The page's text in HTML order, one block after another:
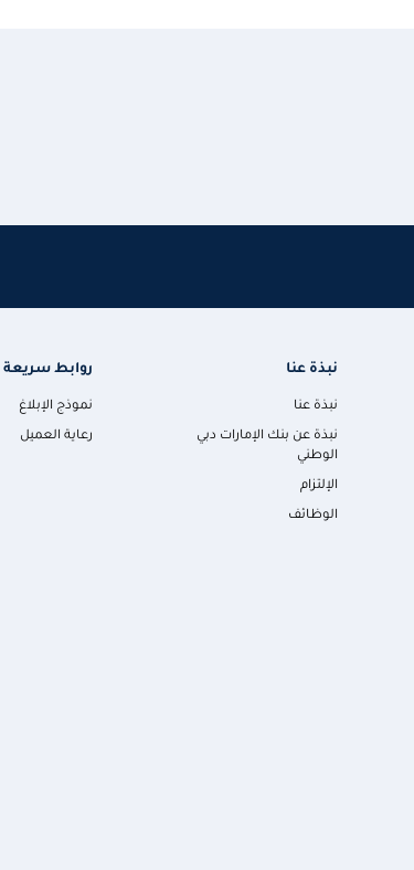
نبذة عنا
نبذة عنا
نبذة عن بنك الإمارات دبي
الوطني
الإلتزام
الوظائف
روابط سريعة
نموذج الإبلاغ
رعاية العميل